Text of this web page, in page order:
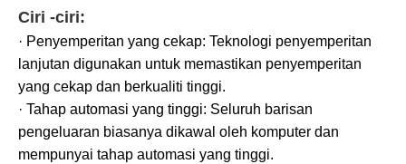
Ciri -ciri:
· Penyemperitan yang cekap: Teknologi penyemperitan
lanjutan digunakan untuk memastikan penyemperitan
yang cekap dan berkualiti tinggi.
· Tahap automasi yang tinggi: Seluruh barisan
pengeluaran biasanya dikawal oleh komputer dan
mempunyai tahap automasi yang tinggi.